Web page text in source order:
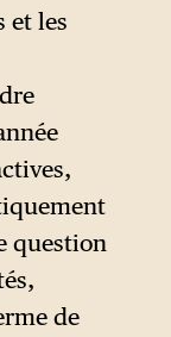
et les
question
de